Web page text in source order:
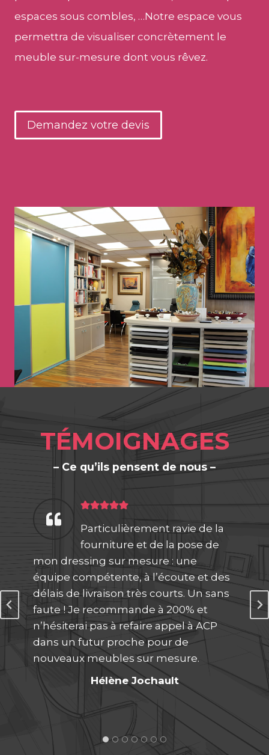
espaces sous combles, …Notre espace vous
permettra de visualiser concrètement le
meuble sur-mesure dont vous rêvez.
Demandez votre devis
TÉMOIGNAGES
– Ce qu’ils pensent de nous –
Particulièrement ravie de la
fourniture et de la pose de
mon dressing sur mesure : une
équipe compétente, à l’écoute et des
délais de livraison très courts. Un sans
faute ! Je recommande à 200% et
n’hésiterai pas à refaire appel à ACP
dans un futur proche pour de
nouveaux meubles sur mesure.
Hélène Jochault